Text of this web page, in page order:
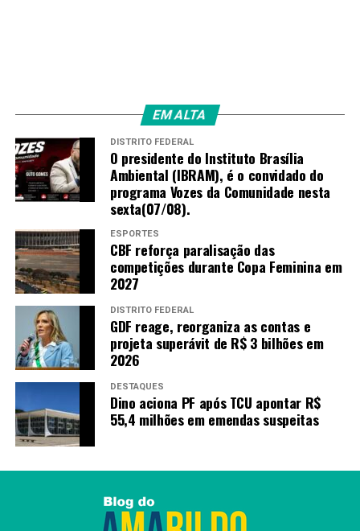
EM ALTA
DISTRITO FEDERAL
O presidente do Instituto Brasília
Ambiental (IBRAM), é o convidado do
programa Vozes da Comunidade nesta
sexta(07/08).
ESPORTES
CBF reforça paralisação das
competições durante Copa Feminina em
2027
DISTRITO FEDERAL
GDF reage, reorganiza as contas e
projeta superávit de R$ 3 bilhões em
2026
DESTAQUES
Dino aciona PF após TCU apontar R$
55,4 milhões em emendas suspeitas